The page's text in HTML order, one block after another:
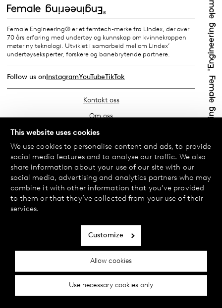
This website uses cookies
We use cookies to personalise content and ads, to provide
social media features and to analyse our traffic. We also
share information about your use of our site with our
social media, advertising and analytics partners who may
combine it with other information that you’ve provided
to them or that they’ve collected from your use of their
services.
Allow cookies
Customize
Use necessary cookies only
Female Engineering® er et femtech-merke fra Lindex, der over
70 års erfaring med undertøy og kunnskap om kvinnekroppen
møter ny teknologi. Utviklet i samarbeid mellom Lindex’
undertøyseksperter, forskere og banebrytende partnere.
Follow us onInstagramYouTubeTikTok
Kontakt oss
Om oss
Finn din butikk
Vanlige spørsmål
Vilkår
Personvernerklæring
Bytte og retur
Informasjonskapsler
Cookie-innstillinger
All rights reserved.